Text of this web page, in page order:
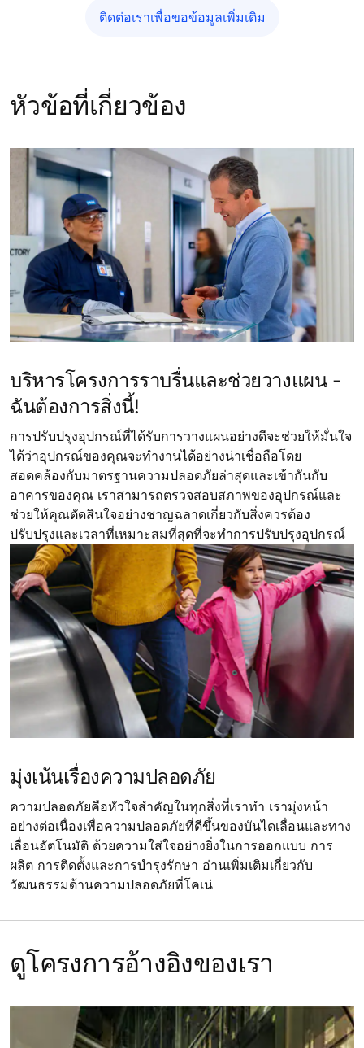
ติดต่อเราเพื่อขอข้อมูลเพิ่มเติม
หัวข้อที่เกี่ยวข้อง
บริหารโครงการราบรื่นและช่วยวางแผน -
ฉันต้องการสิ่งนี้!
การปรับปรุงอุปกรณ์ที่ได้รับการวางแผนอย่างดีจะช่วยให้มั่นใจ
ได้ว่าอุปกรณ์ของคุณจะทำงานได้อย่างน่าเชื่อถือโดย
สอดคล้องกับมาตรฐานความปลอดภัยล่าสุดและเข้ากันกับ
อาคารของคุณ เราสามารถตรวจสอบสภาพของอุปกรณ์และ
ช่วยให้คุณตัดสินใจอย่างชาญฉลาดเกี่ยวกับสิ่งควรต้อง
ปรับปรุงและเวลาที่เหมาะสมที่สุดที่จะทำการปรับปรุงอุปกรณ์
มุ่งเน้นเรื่องความปลอดภัย
ความปลอดภัยคือหัวใจสำคัญในทุกสิ่งที่เราทำ เรามุ่งหน้า
อย่างต่อเนื่องเพื่อความปลอดภัยที่ดีขึ้นของบันไดเลื่อนและทาง
เลื่อนอัตโนมัติ ด้วยความใส่ใจอย่างยิ่งในการออกแบบ การ
ผลิต การติดตั้งและการบำรุงรักษา อ่านเพิ่มเติมเกี่ยวกับ
วัฒนธรรมด้านความปลอดภัยที่โคเน่
ดูโครงการอ้างอิงของเรา